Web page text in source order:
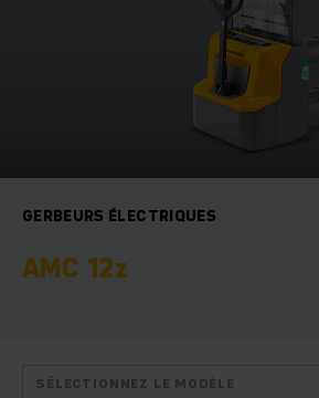
GERBEURS ÉLECTRIQUES
AMC 12z
SÉLECTIONNEZ LE MODÈLE